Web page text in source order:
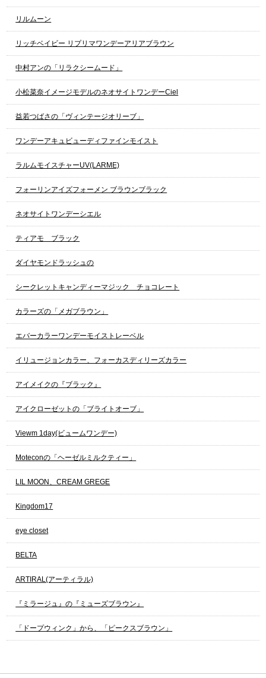
リルムーン
リッチベイビー リプリマワンデーアリアブラウン
中村アンの「リラクシームード」
小松菜奈イメージモデルのネオサイトワンデーCiel
益若つばさの「ヴィンテージオリーブ」
ワンデーアキュビューディファインモイスト
ラルムモイスチャーUV(LARME)
フォーリンアイズフォーメン ブラウンブラック
ネオサイトワンデーシエル
ティアモ ブラック
ダイヤモンドラッシュの
シークレットキャンディーマジック チョコレート
カラーズの「メガブラウン」
エバーカラーワンデーモイストレーベル
イリュージョンカラー、フォーカスディリーズカラー
アイメイクの『ブラック』
アイクローゼットの「ブライトオーブ」
Viewm 1day(ビュームワンデー)
Moteconの「ヘーゼルミルクティー」
LIL MOON、CREAM GREGE
Kingdom17
eye closet
BELTA
ARTIRAL(アーティラル)
『ミラージュ』の『ミューズブラウン』
「ドープウィンク」から、「ピークスブラウン」